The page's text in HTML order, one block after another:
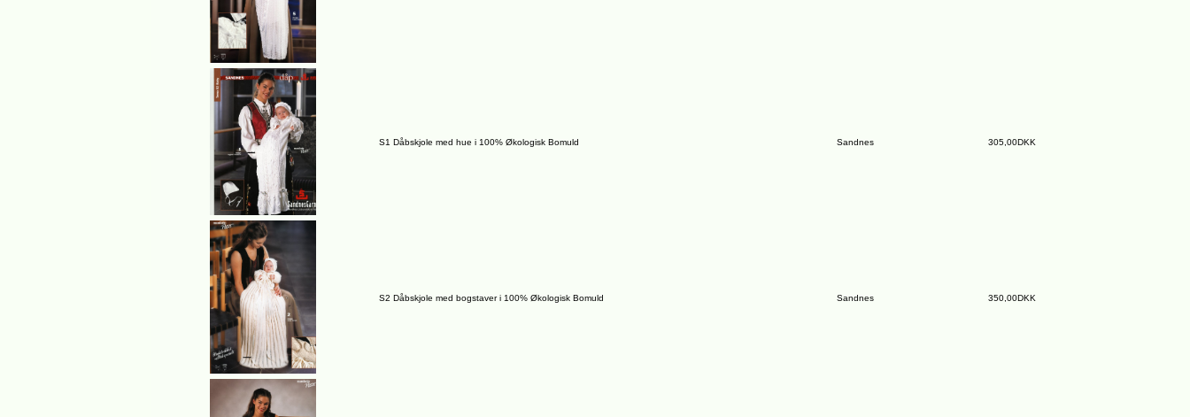
S1 Dåbskjole med hue i 100% Økologisk Bomuld Sandnes 305,00DKK
S2 Dåbskjole med bogstaver i 100% Økologisk Bomuld Sandnes 350,00DKK